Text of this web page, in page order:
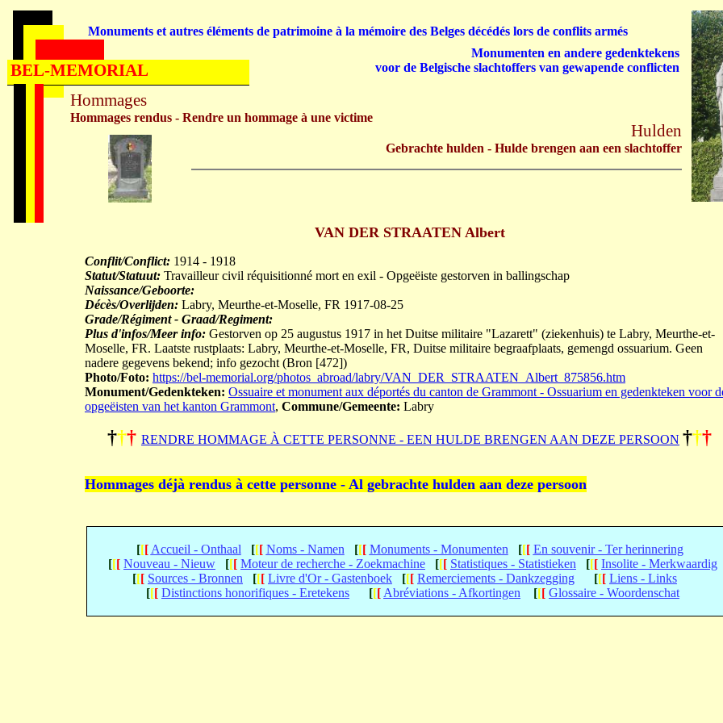
VAN DER STRAATEN Albert
Conflit/Conflict: 1914 - 1918
Statut/Statuut: Travailleur civil réquisitionné mort en exil - Opgeëiste gestorven in ballingschap
Naissance/Geboorte:
Décès/Overlijden: Labry, Meurthe-et-Moselle, FR 1917-08-25
Grade/Régiment - Graad/Regiment:
Plus d'infos/Meer info: Gestorven op 25 augustus 1917 in het Duitse militaire "Lazarett" (ziekenhuis) te Labry, Meurthe-et-
Moselle, FR. Laatste rustplaats: Labry, Meurthe-et-Moselle, FR, Duitse militaire begraafplaats, gemengd ossuarium. Geen
nadere gegevens bekend; info gezocht (Bron [472])
Photo/Foto: https://bel-memorial.org/photos_abroad/labry/VAN_DER_STRAATEN_Albert_875856.htm
Monument/Gedenkteken: Ossuaire et monument aux déportés du canton de Grammont - Ossuarium en gedenkteken voor
opgeëisten van het kanton Grammont, Commune/Gemeente: Labry
††† RENDRE HOMMAGE À CETTE PERSONNE - EEN HULDE BRENGEN AAN DEZE PERSOON †††
Hommages déjà rendus à cette personne - Al gebrachte hulden aan deze persoon
[[[ Accueil - Onthaal [[[ Noms - Namen [[[ Monuments - Monumenten [[[ En souvenir - Ter herinnering
[[[ Nouveau - Nieuw [[[ Moteur de recherche - Zoekmachine [[[ Statistiques - Statistieken [[[ Insolite - Merkwaardig
[[[ Sources - Bronnen [[[ Livre d'Or - Gastenboek [[[ Remerciements - Dankzegging [[[ Liens - Links
[[[ Distinctions honorifiques - Eretekens [[[ Abréviations - Afkortingen [[[ Glossaire - Woordenschat
Hommages
Hommages rendus - Rendre un hommage à une victime
Hulden
Gebrachte hulden - Hulde brengen aan een slachtoffer
Monuments et autres éléments de patrimoine à la mémoire des Belges décédés lors de conflits armés
Monumenten en andere gedenktekens
voor de Belgische slachtoffers van gewapende conflicten
BEL-MEMORIAL